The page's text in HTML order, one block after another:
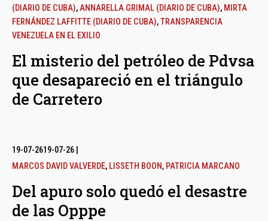
(DIARIO DE CUBA),ANNARELLA GRIMAL (DIARIO DE CUBA), MIRTA
FERNÁNDEZ LAFFITTE (DIARIO DE CUBA),TRANSPARENCIA
VENEZUELA EN EL EXILIO
El misterio del petróleo de Pdvsa
que desapareció en el triángulo
de Carretero
19-07-2619-07-26
MARCOS DAVID VALVERDE, LISSETH BOON, PATRICIA MARCANO
Del apuro solo quedó el desastre
de las Opppe